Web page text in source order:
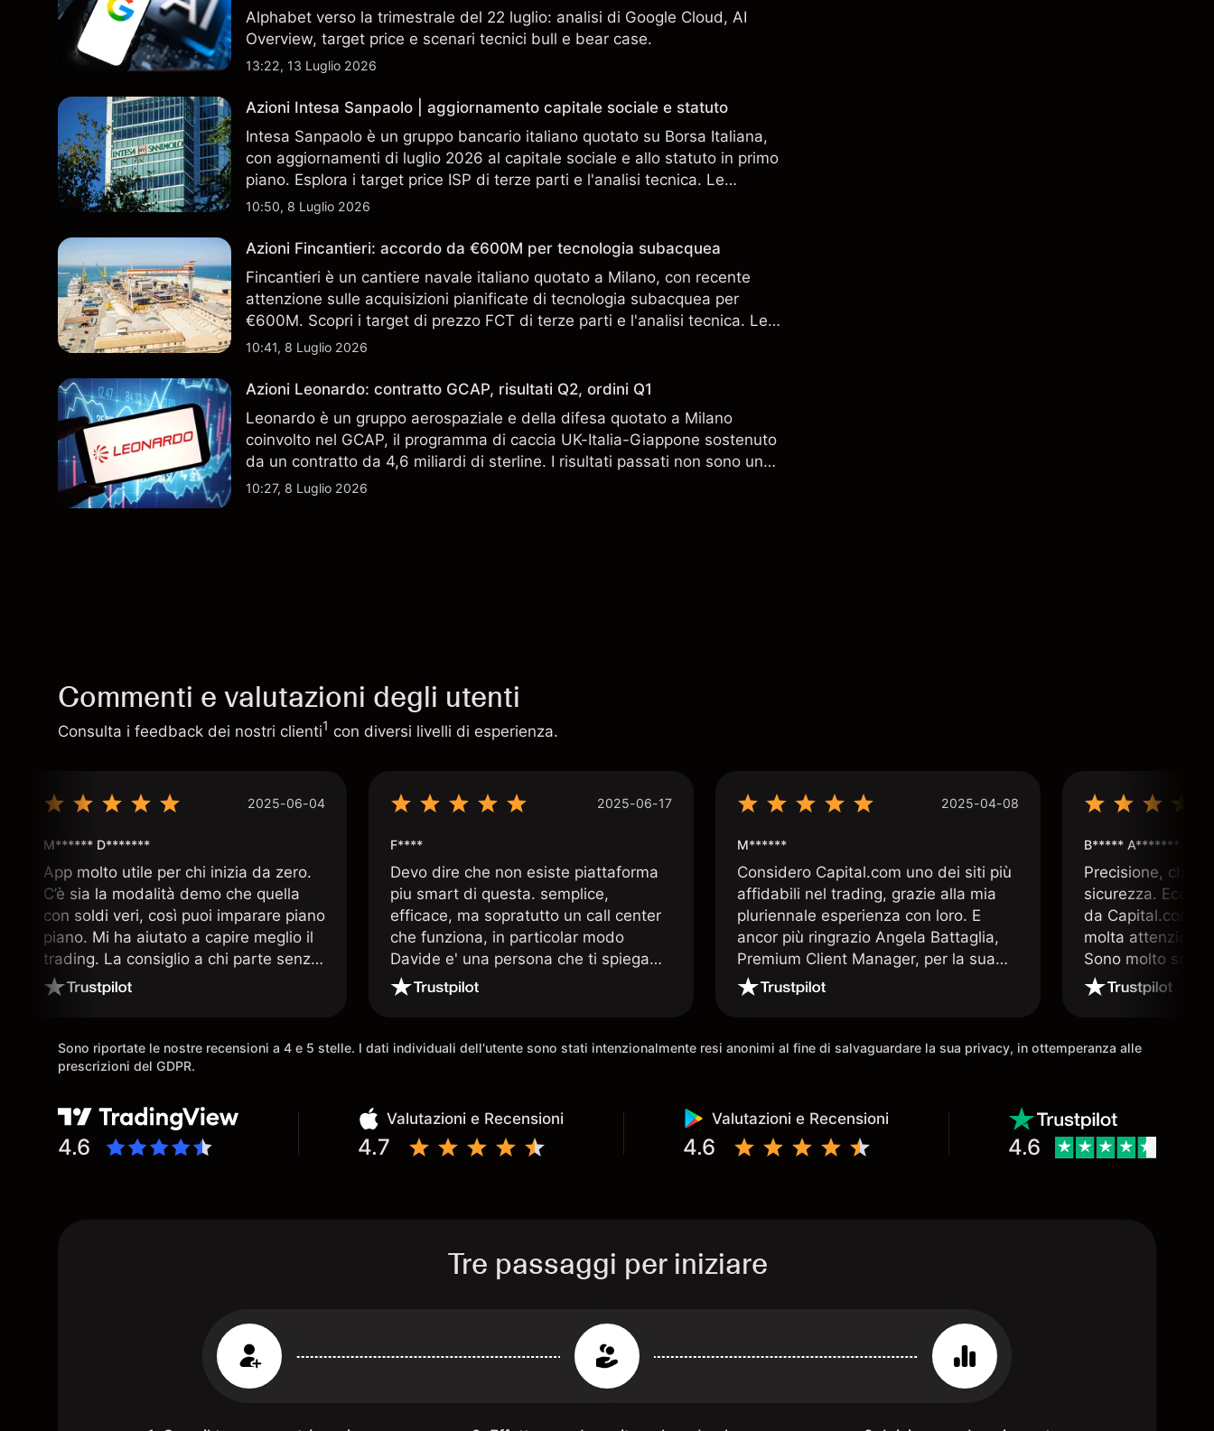
Alphabet verso la trimestrale del 22 luglio: analisi di Google Cloud, AI
Overview, target price e scenari tecnici bull e bear case.
13:22, 13 Luglio 2026
Azioni Intesa Sanpaolo | aggiornamento capitale sociale e statuto
Intesa Sanpaolo è un gruppo bancario italiano quotato su Borsa Italiana,
con aggiornamenti di luglio 2026 al capitale sociale e allo statuto in primo
piano. Esplora i target price ISP di terze parti e l'analisi tecnica. Le
performance passate non sono un indicatore affidabile dei risultati futuri.
10:50, 8 Luglio 2026
Azioni Fincantieri: accordo da €600M per tecnologia subacquea
Fincantieri è un cantiere navale italiano quotato a Milano, con recente
attenzione sulle acquisizioni pianificate di tecnologia subacquea per
€600M. Scopri i target di prezzo FCT di terze parti e l'analisi tecnica. Le
performance passate non sono un indicatore affidabile dei risultati futuri.
10:41, 8 Luglio 2026
Azioni Leonardo: contratto GCAP, risultati Q2, ordini Q1
Leonardo è un gruppo aerospaziale e della difesa quotato a Milano
coinvolto nel GCAP, il programma di caccia UK-Italia-Giappone sostenuto
da un contratto da 4,6 miliardi di sterline. I risultati passati non sono un
indicatore affidabile dei risultati futuri.
10:27, 8 Luglio 2026
Commenti e valutazioni degli utenti
Consulta i feedback dei nostri clienti1 con diversi livelli di esperienza.
2025-06-04
M****** D*******
App molto utile per chi inizia da zero.
C’è sia la modalità demo che quella
con soldi veri, così puoi imparare piano
piano. Mi ha aiutato a capire meglio il
trading. La consiglio a chi parte senza
esperienza.
2025-06-17
F****
Devo dire che non esiste piattaforma
piu smart di questa. semplice,
efficace, ma sopratutto un call center
che funziona, in particolar modo
Davide e' una persona che ti spiega
quando le tue conoscenze non
arrivano. super consigliata
2025-04-08
M******
Considero Capital.com uno dei siti più
affidabili nel trading, grazie alla mia
pluriennale esperienza con loro. E
ancor più ringrazio Angela Battaglia,
Premium Client Manager, per la sua
assistenza altamente professionale e
qualificata. E nulla è più prezioso nel
e morale come io ho avuto la
B***** A*******
Precisione,
sicurezza. Ecco
da Capital.com.
molta attenzione
Sono molto
che offre
Sono riportate le nostre recensioni a 4 e 5 stelle. I dati individuali dell'utente sono stati intenzionalmente resi anonimi al fine di salvaguardare la sua privacy, in ottemperanza alle
prescrizioni del GDPR.
4.6
Valutazioni e Recensioni
4.7
Valutazioni e Recensioni
4.6 4.6
Tre passaggi per iniziare